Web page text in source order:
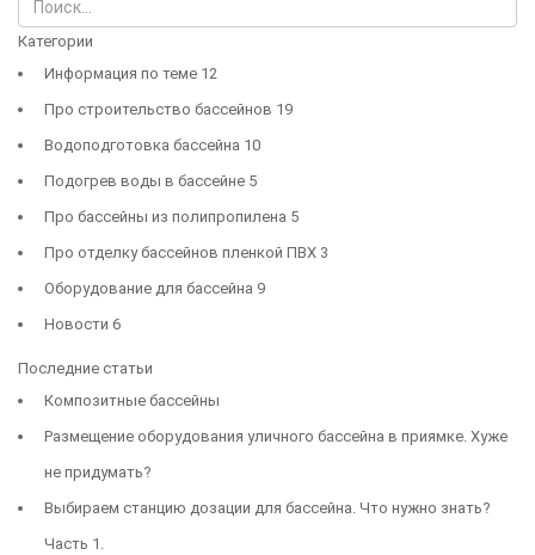
Категории
Информация по теме 12
Про строительство бассейнов 19
Водоподготовка бассейна 10
Подогрев воды в бассейне 5
Про бассейны из полипропилена 5
Про отделку бассейнов пленкой ПВХ 3
Оборудование для бассейна 9
Новости 6
Последние статьи
Композитные бассейны
Размещение оборудования уличного бассейна в приямке. Хуже
не придумать?
Выбираем станцию дозации для бассейна. Что нужно знать?
Часть 1.